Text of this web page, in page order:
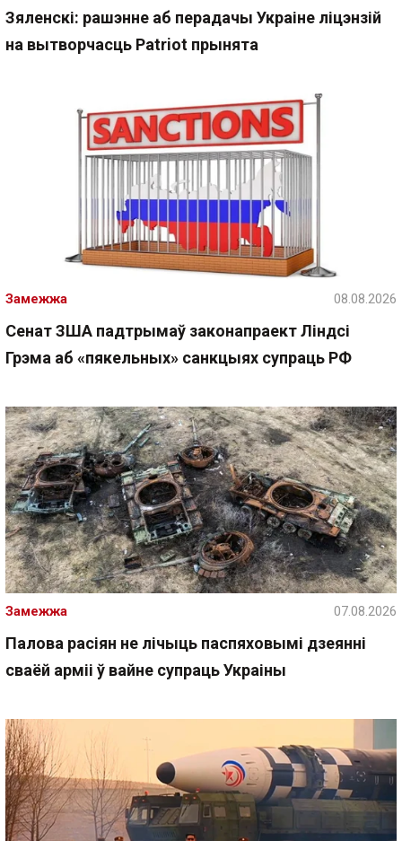
Зяленскі: рашэнне аб перадачы Украіне ліцэнзій
на вытворчасць Patriot прынята
Сенат ЗША падтрымаў законапраект Ліндсі
Грэма аб «пякельных» санкцыях супраць РФ
Замежжа 08.08.2026
Палова расіян не лічыць паспяховымі дзеянні
сваёй арміі ў вайне супраць Украіны
Замежжа 07.08.2026